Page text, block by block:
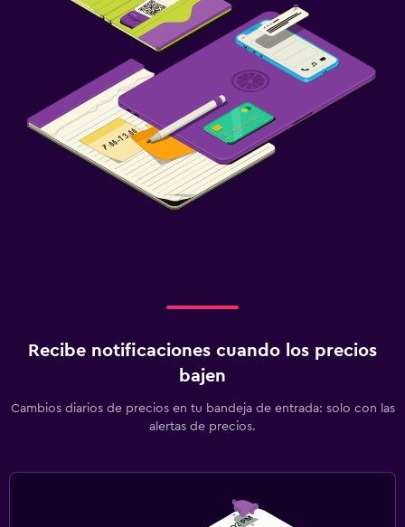
Recibe notificaciones cuando los precios
bajen
Cambios diarios de precios en tu bandeja de entrada: solo con las
alertas de precios.